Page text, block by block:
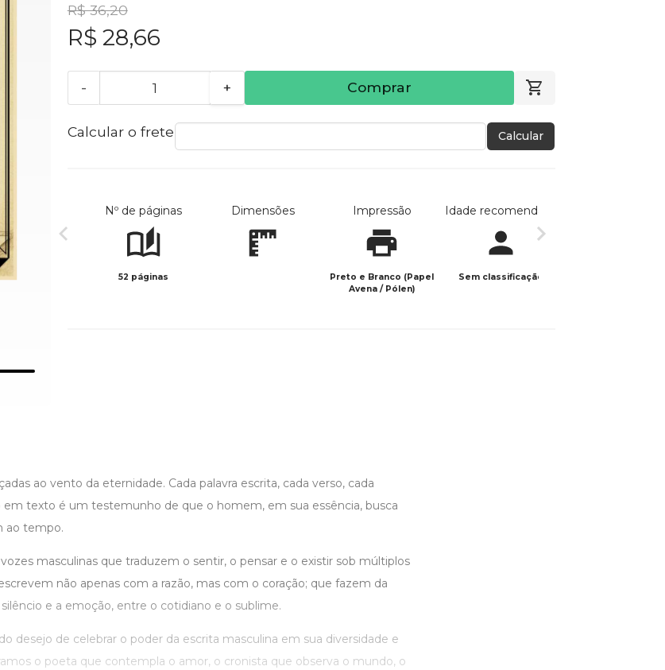
R$ 36,20
R$ 28,66
- + Comprar
Calcular o frete Calcular
Nº de páginas
52 páginas
Dimensões Impressão
Preto e Branco (Papel
Avena / Pólen)
Idade recomendada
Sem classificação
ao vento da eternidade. Cada palavra escrita, cada verso, cada
texto é um testemunho de que o homem, em sua essência, busca
ao tempo.
masculinas que traduzem o sentir, o pensar e o existir sob múltiplos
não apenas com a razão, mas com o coração; que fazem da
e a emoção, entre o cotidiano e o sublime.
desejo de celebrar o poder da escrita masculina em sua diversidade e
o poeta que contempla o amor, o cronista que observa o mundo, o